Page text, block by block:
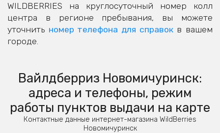
WILDBERRIES на круглосуточный номер колл
центра в регионе пребывания, вы можете
уточнить номер телефона для справокв вашем
городе.
Вайлдберриз Новомичуринск:
адреса и телефоны, режим
работы пунктов выдачи на карте
Контактные данные интернет-магазина WildBerries
Новомичуринск